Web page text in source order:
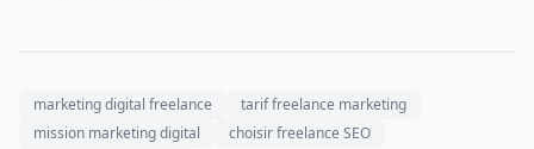
marketing digital freelance
tarif freelance marketing
mission marketing digital
choisir freelance SEO